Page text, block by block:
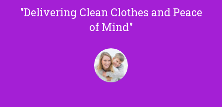
Delivering Clean Clothes and Peace
of Mind